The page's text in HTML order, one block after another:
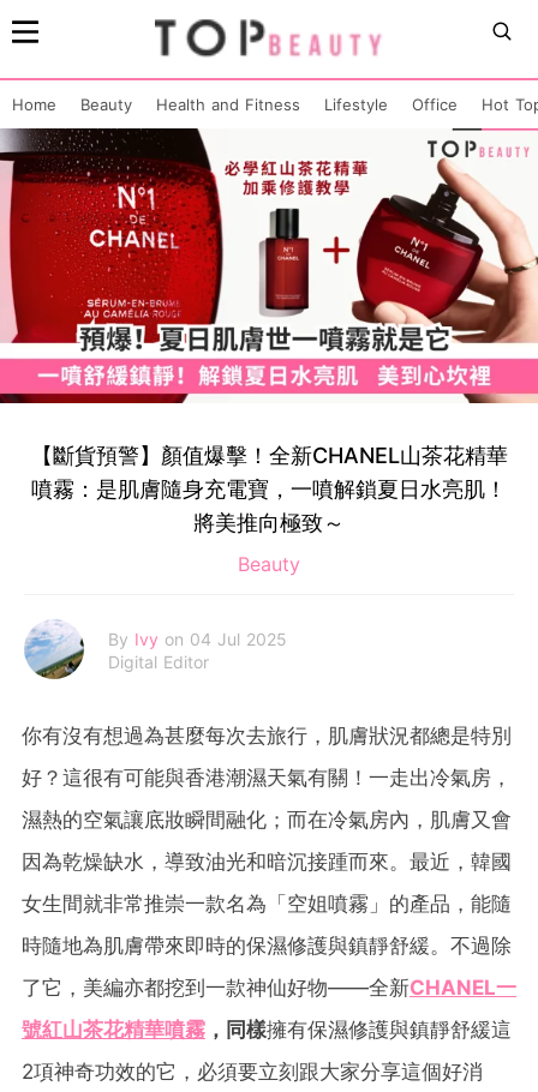
Home Beauty Health and Fitness Lifestyle Office Hot
【斷貨預警】顏值爆擊！全新CHANEL山茶花精華
噴霧：是肌膚隨身充電寶，一噴解鎖夏日水亮肌！
將美推向極致～
Beauty
By Ivy on 04 Jul 2025
Digital Editor
你有沒有想過為甚麼每次去旅行，肌膚狀況都總是特別
好？這很有可能與香港潮濕天氣有關！一走出冷氣房，
濕熱的空氣讓底妝瞬間融化；而在冷氣房內，肌膚又會
因為乾燥缺水，導致油光和暗沉接踵而來。最近，韓國
女生間就非常推崇一款名為「空姐噴霧」的產品，能隨
時隨地為肌膚帶來即時的保濕修護與鎮靜舒緩。不過除
了它，美編亦都挖到一款神仙好物——全新CHANEL一
號紅山茶花精華噴霧 ，同樣擁有保濕修護與鎮靜舒緩這
2項神奇功效的它，必須要立刻跟大家分享這個好消